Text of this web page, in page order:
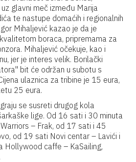
glavni meč između Marija
te nastupe domaćih i regionalnih
Mihaljević kazao je da je
boraca, pripremama za
Mihaljević očekuje, kao i
jer je interes velik. Borilački
bit će održan u subotu s
ulaznica za tribine je 15 eura,
25 eura.
se susreti drugog kola
lige. Od 16 sati i 30 minuta
– Frak, od 17 sati i 45
od 19 sati Novi centar – Lavići i
Hollywood caffe – KaSailing,